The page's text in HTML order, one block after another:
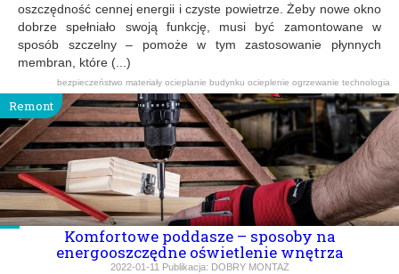
oszczędność cennej energii i czyste powietrze. Żeby nowe okno
dobrze spełniało swoją funkcję, musi być zamontowane w
sposób szczelny – pomoże w tym zastosowanie płynnych
membran, które (...)
bezpieczeństwo materiały ocieplanie budynku ocieplenie ogrzewanie technologia
Remont
Komfortowe poddasze – sposoby na
energooszczędne oświetlenie wnętrza
2022-01-11 Publikacja: DOBRY MONTAŻ